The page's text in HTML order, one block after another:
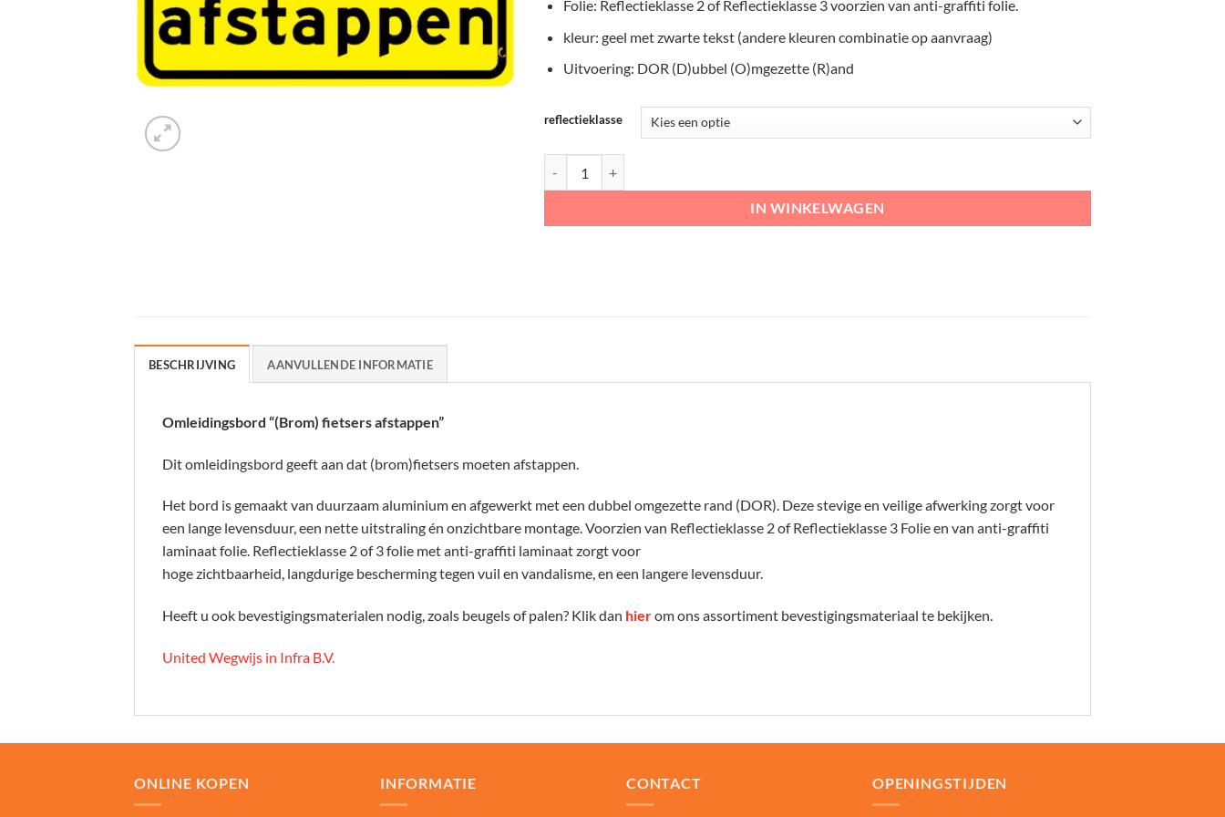
Folie: Reflectieklasse 2 of Reflectieklasse 3 voorzien van anti-graffiti folie.
kleur: geel met zwarte tekst (andere kleuren combinatie op aanvraag)
Uitvoering: DOR (D)ubbel (O)mgezette (R)and
reflectieklasse
IN WINKELWAGEN
BESCHRIJVING AANVULLENDE INFORMATIE
Omleidingsbord “(Brom) fietsers afstappen”
Dit omleidingsbord geeft aan dat (brom)fietsers moeten afstappen.
Het bord is gemaakt van duurzaam aluminium en afgewerkt met een dubbel omgezette rand (DOR). Deze stevige en veilige afwerking zorgt voor
een lange levensduur, een nette uitstraling én onzichtbare montage. Voorzien van Reflectieklasse 2 of Reflectieklasse 3 Folie en van anti-graffiti
laminaat folie. Reflectieklasse 2 of 3 folie met anti-graffiti laminaat zorgt voor
hoge zichtbaarheid, langdurige bescherming tegen vuil en vandalisme, en een langere levensduur.
Heeft u ook bevestigingsmaterialen nodig, zoals beugels of palen? Klik dan hierom ons assortiment bevestigingsmateriaal te bekijken.
United Wegwijs in Infra B.V.
ONLINE KOPEN INFORMATIE CONTACT OPENINGSTIJDEN